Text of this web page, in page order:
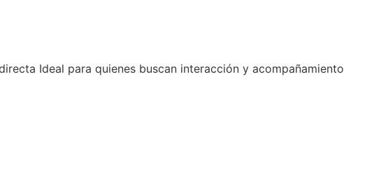
Ideal para quienes buscan interacción y acompañamiento